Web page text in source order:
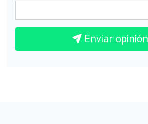
Enviar opinión